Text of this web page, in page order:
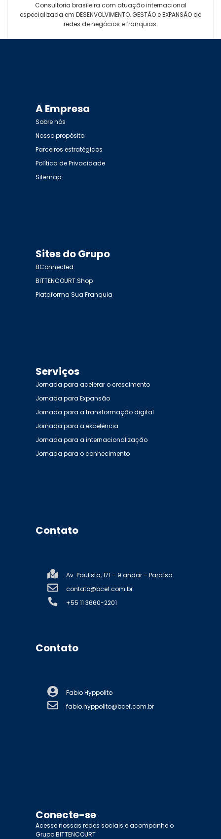
Consultoria brasileira com atuação internacional
especializada em DESENVOLVIMENTO, GESTÃO e EXPANSÃO de
redes de negócios e franquias.
A Empresa
Sobre nós
Nosso propósito
Parceiros estratégicos
Política de Privacidade
Sitemap
Sites do Grupo
BConnected
BITTENCOURT.Shop
Plataforma Sua Franquia
Serviços
Jornada para acelerar o crescimento
Jornada para Expansão
Jornada para a transformação digital
Jornada para a excelência
Jornada para a internacionalização
Jornada para o conhecimento
Contato
Av. Paulista, 171 – 9 andar – Paraíso
contato@bcef.com.br
+55 11 3660-2201
Contato
Fabio Hyppolito
fabio.hyppolito@bcef.com.br
Conecte-se
Acesse nossas redes sociais e acompanhe o
Grupo BITTENCOURT